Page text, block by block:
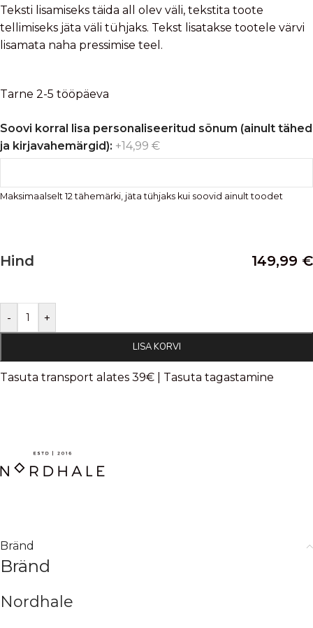
Teksti lisamiseks täida all olev väli, tekstita toote
tellimiseks jäta väli tühjaks. Tekst lisatakse tootele värvi
lisamata naha pressimise teel.
Tarne 2-5 tööpäeva
Soovi korral lisa personaliseeritud sõnum (ainult tähed
ja kirjavahemärgid): +14,99 €
Maksimaalselt 12 tähemärki, jäta tühjaks kui soovid ainult toodet
Hind 149,99 €
- +
LISA KORVI
Tasuta transport alates 39€ | Tasuta tagastamine
Bränd
Bränd
Nordhale